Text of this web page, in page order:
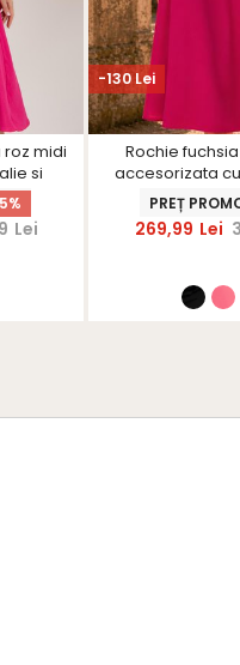
roz midi
si
-
Lei
-130 Lei
Rochie
accesorizata
PREȚ
269,99 Lei